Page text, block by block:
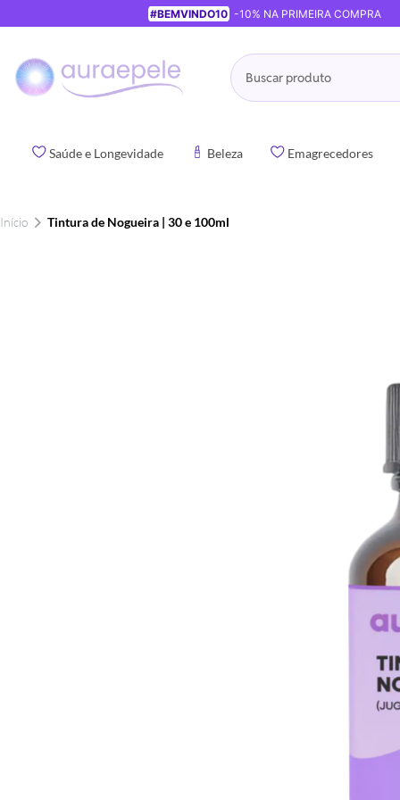
#BEMVINDO10 -10% NA PRIMEIRA COMPRA
Pesquisa
Saúde e Longevidade Beleza Emagrecedores
Início Tintura de Nogueira | 30 e 100ml